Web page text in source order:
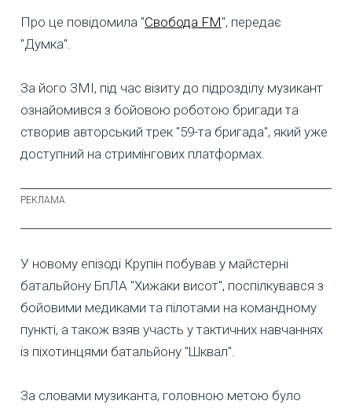
Про це повідомила "Свобода FM", передає
"Думка".
За його ЗМІ, під час візиту до підрозділу музикант
ознайомився з бойовою роботою бригади та
створив авторський трек "59-та бригада", який уже
доступний на стримінгових платформах.
У новому епізоді Крупін побував у майстерні
батальйону БпЛА "Хижаки висот", поспілкувався з
бойовими медиками та пілотами на командному
пункті, а також взяв участь у тактичних навчаннях
із піхотинцями батальйону "Шквал".
За словами музиканта, головною метою було